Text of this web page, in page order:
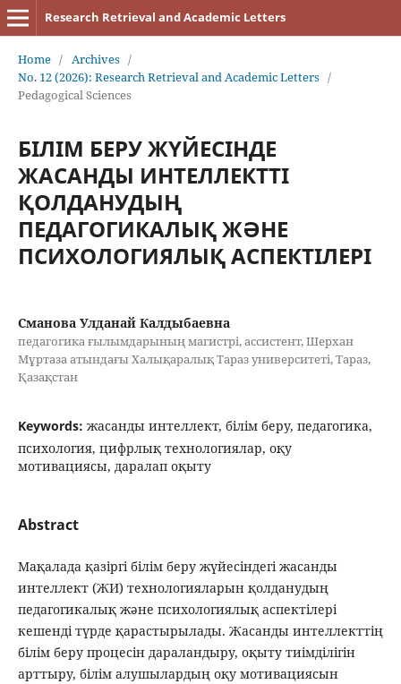
Research Retrieval and Academic Letters
Home / Archives /
No. 12 (2026): Research Retrieval and Academic Letters /
Pedagogical Sciences
БІЛІМ БЕРУ ЖҮЙЕСІНДЕ
ЖАСАНДЫ ИНТЕЛЛЕКТТІ
ҚОЛДАНУДЫҢ
ПЕДАГОГИКАЛЫҚ ЖӘНЕ
ПСИХОЛОГИЯЛЫҚ АСПЕКТІЛЕРІ
Сманова Улданай Калдыбаевна
педагогика ғылымдарының магистрі, ассистент, Шерхан
Мұртаза атындағы Халықаралық Тараз университеті, Тараз,
Қазақстан
Keywords: жасанды интеллект, білім беру, педагогика,
психология, цифрлық технологиялар, оқу
мотивациясы, даралап оқыту
Abstract
Мақалада қазіргі білім беру жүйесіндегі жасанды
интеллект (ЖИ) технологияларын қолданудың
педагогикалық және психологиялық аспектілері
кешенді түрде қарастырылады. Жасанды интеллекттің
білім беру процесін дараландыру, оқыту тиімділігін
арттыру, білім алушылардың оқу мотивациясын